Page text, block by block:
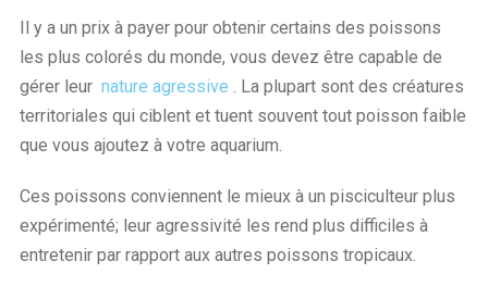
Il y a un prix à payer pour obtenir certains des poissons
les plus colorés du monde, vous devez être capable de
gérer leur nature agressive . La plupart sont des créatures
territoriales qui ciblent et tuent souvent tout poisson faible
que vous ajoutez à votre aquarium.
Ces poissons conviennent le mieux à un pisciculteur plus
expérimenté; leur agressivité les rend plus difficiles à
entretenir par rapport aux autres poissons tropicaux.